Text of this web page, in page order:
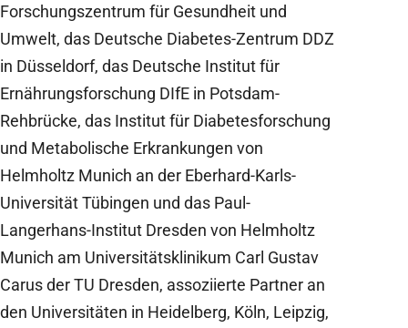
Forschungszentrum für Gesundheit und
Umwelt, das Deutsche Diabetes-Zentrum DDZ
in Düsseldorf, das Deutsche Institut für
Ernährungsforschung DIfE in Potsdam-
Rehbrücke, das Institut für Diabetesforschung
und Metabolische Erkrankungen von
Helmholtz Munich an der Eberhard-Karls-
Universität Tübingen und das Paul-
Langerhans-Institut Dresden von Helmholtz
Munich am Universitätsklinikum Carl Gustav
Carus der TU Dresden, assoziierte Partner an
den Universitäten in Heidelberg, Köln, Leipzig,